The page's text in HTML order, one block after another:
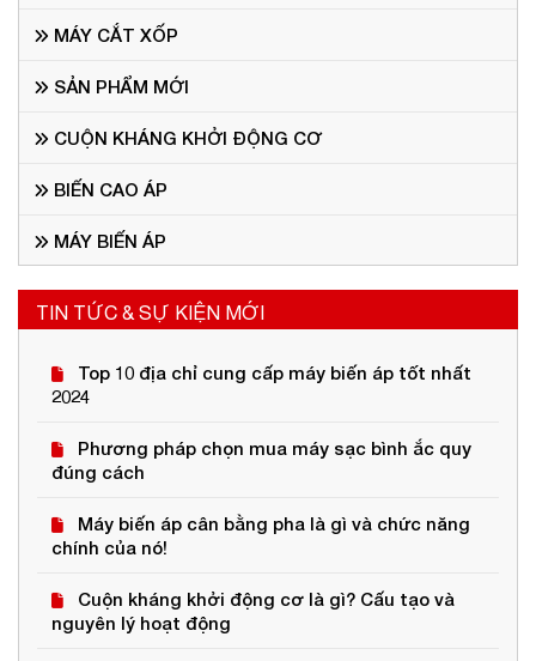
MÁY CẮT XỐP
SẢN PHẨM MỚI
CUỘN KHÁNG KHỞI ĐỘNG CƠ
BIẾN CAO ÁP
MÁY BIẾN ÁP
TIN TỨC & SỰ KIỆN MỚI
Top 10 địa chỉ cung cấp máy biến áp tốt nhất
2024
Phương pháp chọn mua máy sạc bình ắc quy
đúng cách
Máy biến áp cân bằng pha là gì và chức năng
chính của nó!
Cuộn kháng khởi động cơ là gì? Cấu tạo và
nguyên lý hoạt động